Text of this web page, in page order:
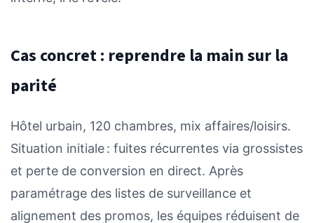
Cas concret : reprendre la main sur la
parité
Hôtel urbain, 120 chambres, mix affaires/loisirs.
Situation initiale : fuites récurrentes via grossistes
et perte de conversion en direct. Après
paramétrage des listes de surveillance et
alignement des promos, les équipes réduisent de